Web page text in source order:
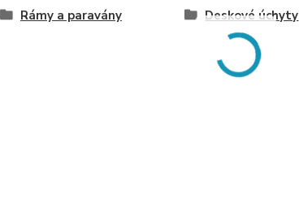
Rámy a paravány Deskové úchyty